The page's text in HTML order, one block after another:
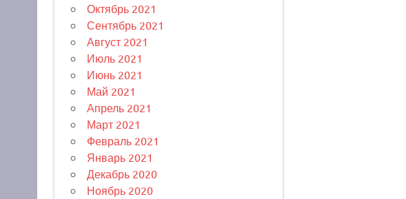
Октябрь 2021
Сентябрь 2021
Август 2021
Июль 2021
Июнь 2021
Май 2021
Апрель 2021
Март 2021
Февраль 2021
Январь 2021
Декабрь 2020
Ноябрь 2020